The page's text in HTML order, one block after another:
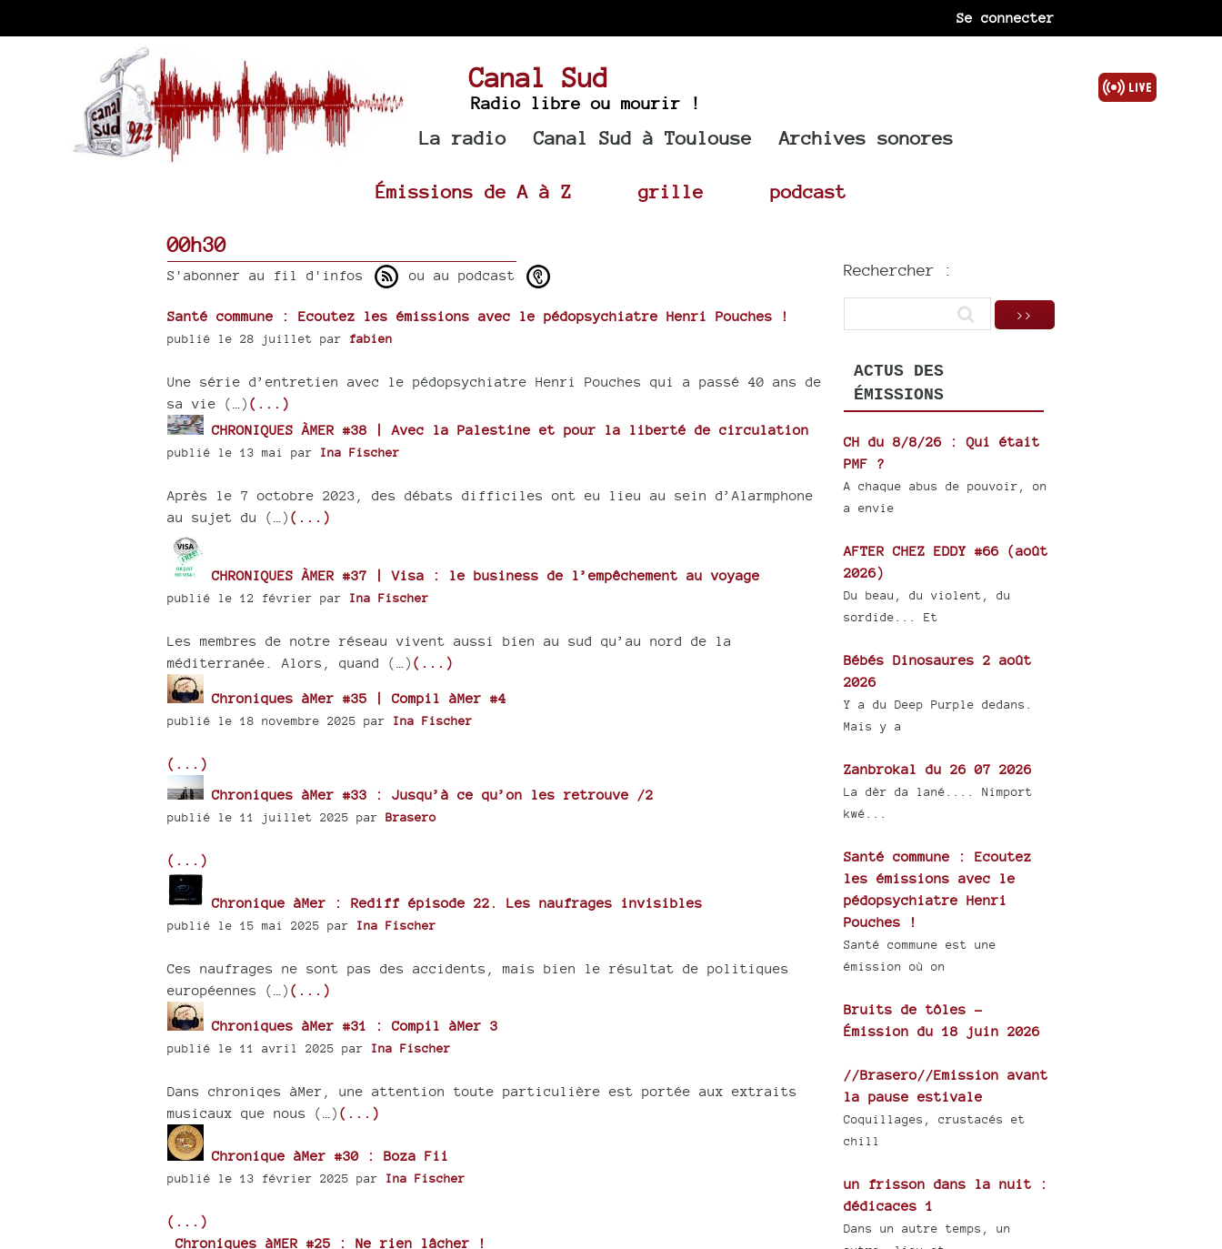
Se connecter
Canal Sud
Radio libre ou mourir !
La radio Canal Sud à Toulouse Archives sonores
Émissions de A à Z grille podcast
00h30
S'abonner au fil d'infos ou au podcast
Santé commune : Ecoutez les émissions avec le pédopsychiatre Henri Pouches !
publié le 28 juillet par fabien
Une série d’entretien avec le pédopsychiatre Henri Pouches qui a passé 40 ans de
sa vie (…) (...)
CHRONIQUES ÀMER #38 | Avec la Palestine et pour la liberté de circulation
publié le 13 mai par Ina Fischer
Après le 7 octobre 2023, des débats difficiles ont eu lieu au sein d’Alarmphone
au sujet du (…) (...)
CHRONIQUES ÀMER #37 | Visa : le business de l’empêchement au voyage
publié le 12 février par Ina Fischer
Les membres de notre réseau vivent aussi bien au sud qu’au nord de la
méditerranée. Alors, quand (…) (...)
Chroniques àMer #35 | Compil àMer #4
publié le 18 novembre 2025 par Ina Fischer
(...)
Chroniques àMer #33 : Jusqu’à ce qu’on les retrouve /2
publié le 11 juillet 2025 par Brasero
(...)
Chronique àMer : Rediff épisode 22. Les naufrages invisibles
publié le 15 mai 2025 par Ina Fischer
Ces naufrages ne sont pas des accidents, mais bien le résultat de politiques
européennes (…) (...)
Chroniques àMer #31 : Compil àMer 3
publié le 11 avril 2025 par Ina Fischer
Dans chroniqes àMer, une attention toute particulière est portée aux extraits
musicaux que nous (…) (...)
Chronique àMer #30 : Boza Fii
publié le 13 février 2025 par Ina Fischer
(...)
Chroniques àMER #25 : Ne rien lâcher !
Rechercher :
ACTUS DES
ÉMISSIONS
CH du 8/8/26 : Qui était
PMF ?
A chaque abus de pouvoir, on
a envie
AFTER CHEZ EDDY #66 (août
2026)
Du beau, du violent, du
sordide... Et
Bébés Dinosaures 2 août
2026
Y a du Deep Purple dedans.
Mais y a
Zanbrokal du 26 07 2026
La dèr da lané.... Nimport
kwé...
Santé commune : Ecoutez
les émissions avec le
pédopsychiatre Henri
Pouches !
Santé commune est une
émission où on
Bruits de tôles -
Émission du 18 juin 2026
//Brasero//Emission avant
la pause estivale
Coquillages, crustacés et
chill
un frisson dans la nuit :
dédicaces 1
Dans un autre temps, un